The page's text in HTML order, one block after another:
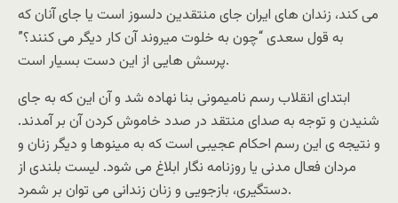
می کند، زندان های ایران جای منتقدین دلسوز است یا جای آنان که
به قول سعدی “چون به خلوت میروند آن کار دیگر می کنند؟”
پرسش هایی از این دست بسیار است.
ابتدای انقلاب رسم نامیمونی بنا نهاده شد و آن این که به جای
شنیدن و توجه به صدای منتقد در صدد خاموش کردن آن بر آمدند.
و نتیجه ی این رسم احکام عجیبی است که به مینوها و دیگر زنان و
مردان فعال مدنی یا روزنامه نگار ابلاغ می شود. لیست بلندی از
دستگیری، بازجویی و زنان زندانی می توان بر شمرد.